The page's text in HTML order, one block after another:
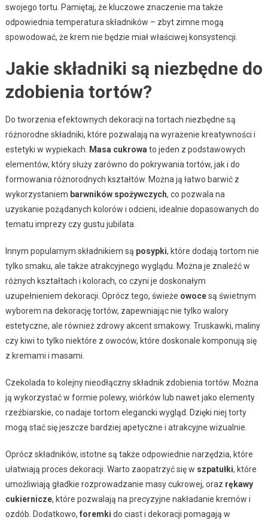
swojego tortu. Pamiętaj, że kluczowe znaczenie ma także
odpowiednia temperatura składników – zbyt zimne mogą
spowodować, że krem nie będzie miał właściwej konsystencji.
Jakie składniki są niezbędne do
zdobienia tortów?
Do tworzenia efektownych dekoracji na tortach niezbędne są
różnorodne składniki, które pozwalają na wyrażenie kreatywności i
estetyki w wypiekach.
Masa cukrowa to jeden z podstawowych
elementów, który służy zarówno do pokrywania tortów, jak i do
formowania różnorodnych kształtów. Można ją łatwo barwić z
wykorzystaniem barwników spożywczych, co pozwala na
uzyskanie pożądanych kolorów i odcieni, idealnie dopasowanych do
tematu imprezy czy gustu jubilata.
Innym popularnym składnikiem są posypki, które dodają tortom nie
tylko smaku, ale także atrakcyjnego wyglądu. Można je znaleźć w
różnych kształtach i kolorach, co czyni je doskonałym
uzupełnieniem dekoracji. Oprócz tego, świeże owocesą świetnym
wyborem na dekorację tortów, zapewniając nie tylko walory
estetyczne, ale również zdrowy akcent smakowy. Truskawki, maliny
czy kiwi to tylko niektóre z owoców, które doskonale komponują się
z kremami i masami.
Czekolada to kolejny nieodłączny składnik zdobienia tortów. Można
ją wykorzystać w formie polewy, wiórków lub nawet jako elementy
rzeźbiarskie, co nadaje tortom elegancki wygląd. Dzięki niej torty
mogą stać się jeszcze bardziej apetyczne i atrakcyjne wizualnie.
Oprócz składników, istotne są także odpowiednie narzędzia, które
ułatwiają proces dekoracji. Warto zaopatrzyć się w szpatułki, które
umożliwiają gładkie rozprowadzanie masy cukrowej, oraz rękawy
cukiernicze, które pozwalają na precyzyjne nakładanie kremów i
ozdób. Dodatkowo, foremki do ciast i dekoracji pomagają w